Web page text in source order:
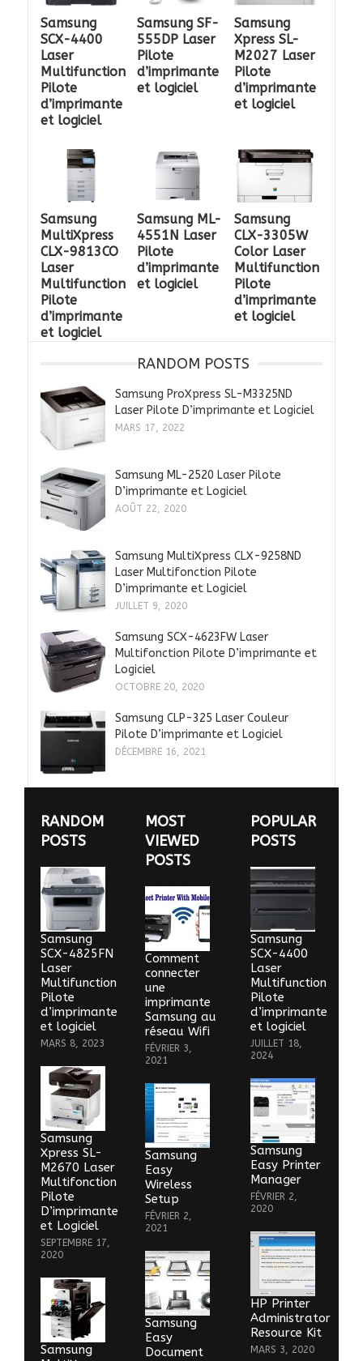
Samsung
SCX-4400
Laser
Multifunction
Pilote
d’imprimante
et logiciel
Samsung SF-
555DP Laser
Pilote
d’imprimante
et logiciel
Samsung
Xpress SL-
M2027 Laser
Pilote
d’imprimante
et logiciel
Samsung
MultiXpress
CLX-9813CO
Laser
Multifunction
Pilote
d’imprimante
et logiciel
Samsung ML-
4551N Laser
Pilote
d’imprimante
et logiciel
Samsung
CLX-3305W
Color Laser
Multifunction
Pilote
d’imprimante
et logiciel
RANDOM POSTS
Samsung ProXpress SL-M3325ND
Laser Pilote D’imprimante et Logiciel
MARS 17, 2022
Samsung ML-2520 Laser Pilote
D’imprimante et Logiciel
AOÛT 22, 2020
Samsung MultiXpress CLX-9258ND
Laser Multifonction Pilote
D’imprimante et Logiciel
JUILLET 9, 2020
Samsung SCX-4623FW Laser
Multifonction Pilote D’imprimante et
Logiciel
OCTOBRE 20, 2020
Samsung CLP-325 Laser Couleur
Pilote D’imprimante et Logiciel
DÉCEMBRE 16, 2021
RANDOM
POSTS
Samsung
SCX-4825FN
Laser
Multifunction
Pilote
d’imprimante
et logiciel
MARS 8, 2023
Samsung
Xpress SL-
M2670 Laser
Multifonction
Pilote
D’imprimante
et Logiciel
SEPTEMBRE 17,
2020
Samsung
MOST
VIEWED
POSTS
Comment
connecter
une
imprimante
Samsung au
réseau Wifi
FÉVRIER 3,
2021
Samsung
Easy
Wireless
Setup
FÉVRIER 2,
2021
Samsung
Easy
Document
POPULAR
POSTS
Samsung
SCX-4400
Laser
Multifunction
Pilote
d’imprimante
et logiciel
JUILLET 18,
2024
Samsung
Easy Printer
Manager
FÉVRIER 2,
2020
HP Printer
Administrator
Resource Kit
MARS 3, 2020